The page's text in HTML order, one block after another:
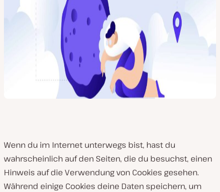
Wenn du im Internet unterwegs bist, hast du
wahrscheinlich auf den Seiten, die du besuchst, einen
Hinweis auf die Verwendung von Cookies gesehen.
Während einige Cookies deine Daten speichern, um